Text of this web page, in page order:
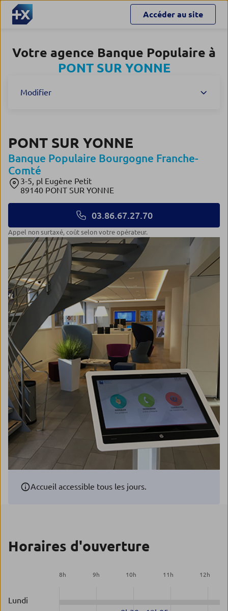
Accéder au site
Votre agence Banque Populaire à
PONT SUR YONNE
Modifier
PONT SUR YONNE
Banque Populaire Bourgogne Franche-
Comté
3-5, pl Eugène Petit
89140 PONT SUR YONNE
03.86.67.27.70
Appel non surtaxé, coût selon votre opérateur.
Accueil accessible tous les jours.
Horaires d'ouverture
8h 9h 10h 11 h 12h
Lundi